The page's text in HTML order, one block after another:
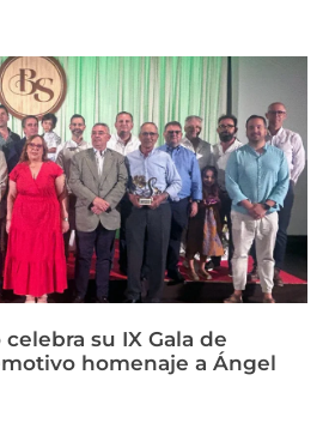
su IX Gala de
homenaje a Ángel